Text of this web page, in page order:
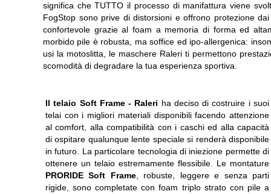
significa che TUTTO il processo di manifattura viene
FogStop sono prive di distorsioni e offrono protezione
confortevole grazie al foam a memoria di forma ed
morbido pile è robusta, ma soffice ed ipo-allergenica:
usi la motoslitta, le maschere Raleri ti permettono
scomodità di degradare la tua esperienza sportiva.
Il telaio Soft Frame - Raleri ha deciso di costruire i suoi
telai con i migliori materiali disponibili facendo attenzione
al comfort, alla compatibilità con i caschi ed alla capacità
di ospitare qualunque lente speciale si renderà disponibile
in futuro. La particolare tecnologia di iniezione permette di
ottenere un telaio estremamente flessibile. Le montature
PRORIDE Soft Frame, robuste, leggere e senza parti
rigide, sono completate con foam triplo strato con pile a